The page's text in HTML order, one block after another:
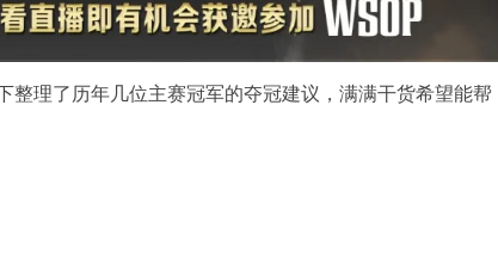
整理了历年几位主赛冠军的夺冠建议，满满干货希望能帮